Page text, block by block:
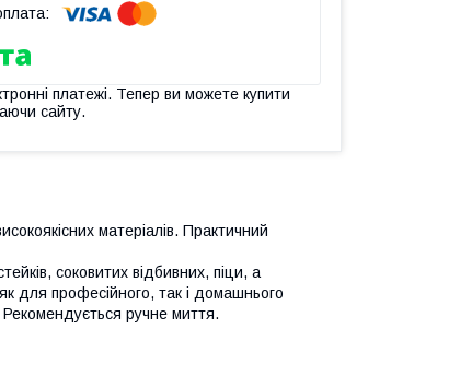
платежі. Тепер ви можете купити
сайту.
матеріалів. Практичний
соковитих відбивних, піци, а
для професійного, так і домашнього
ручне миття.